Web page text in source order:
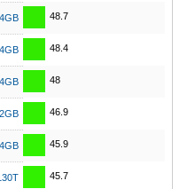
48.7
48.4
48
46.9
45.9
45.7